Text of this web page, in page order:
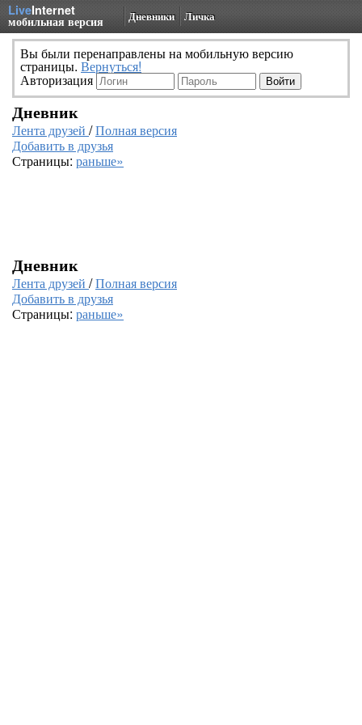
LiveInternet
мобильная версия Дневники Личка
Вы были перенаправлены на мобильную версию
страницы. Вернуться!
Авторизация
Дневник
Лента друзей /Полная версия
Добавить в друзья
Страницы: раньше»
Дневник
Лента друзей /Полная версия
Добавить в друзья
Страницы: раньше»